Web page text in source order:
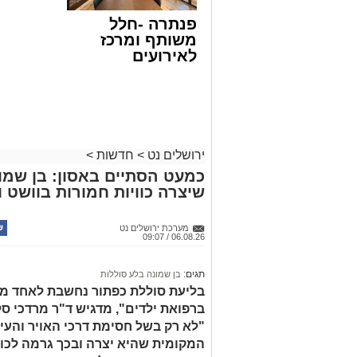
בפעילות בלשי תחנת לב הבירה שביצעו
החשודים הועברו לחקירה, ובית
לתאריך 6.8.26.
בפעילות נוספת של בלשי תחנת בית
בסחר בסמים, זוהו על פי החשד שתי
העיר ירושלים נעצרה והועברה להמשיך
פנתרה -חלל
משותף ומרכז
לאירועים
ירושלים נט > חדשות >
כמעט הסתיים באסון: בן
שיצרה כוויות חמורות בוושט
מערכת ירושלים נט
06.08.26 / 09:07
תגים: בן שמונה בלע סוללות
בליעת סוללת כפתור נחשבת לאחד
ברפואת ילדים", מדגיש ד"ר מרדכי
"לא רק בשל חסימת דרכי האויר
המקומית שהיא יצרה ובכך גרמה